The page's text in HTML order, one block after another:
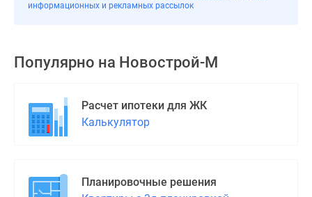
калькулятор
Семейная
Военная
ипотека
Банки
программы
информационных и рекламных рассылок
Популярно на Новострой-М
Расчет ипотеки для ЖК
Калькулятор
Планировочные решения